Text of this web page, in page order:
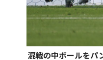
混戦の中ボールをパ